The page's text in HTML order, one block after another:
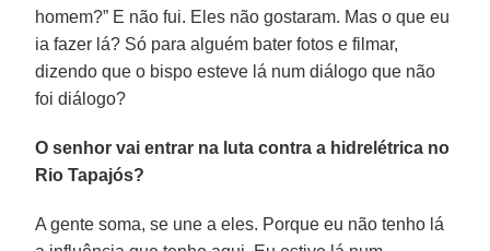
homem?” E não fui. Eles não gostaram. Mas o que eu
ia fazer lá? Só para alguém bater fotos e filmar,
dizendo que o bispo esteve lá num diálogo que não
foi diálogo?
O senhor vai entrar na luta contra a hidrelétrica no
Rio Tapajós?
A gente soma, se une a eles. Porque eu não tenho lá